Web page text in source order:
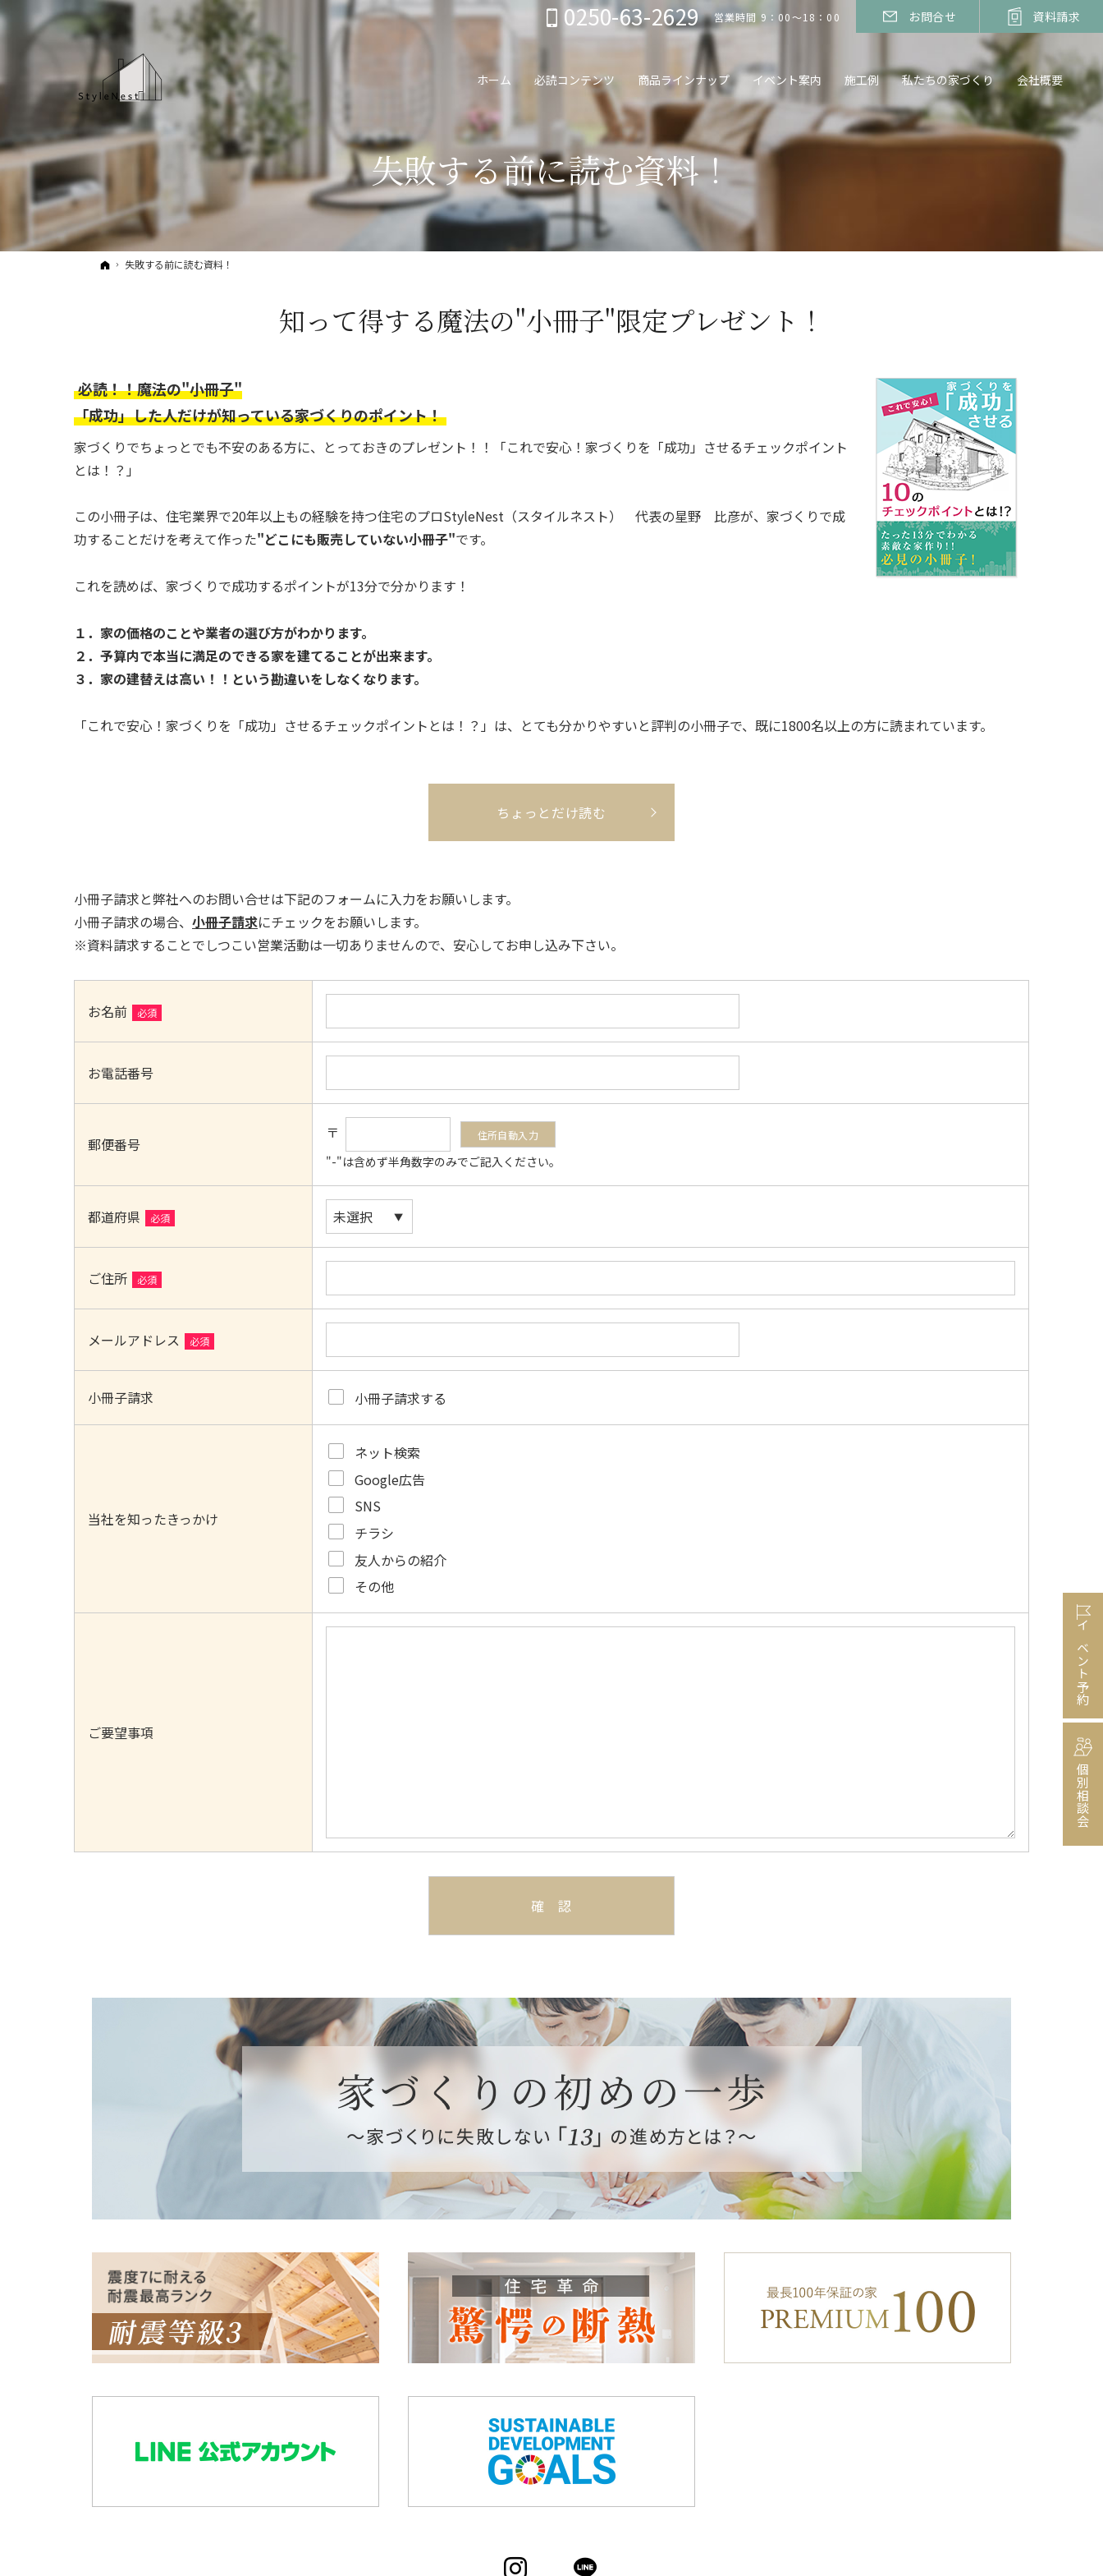
失敗する前に読む資料！
ホーム
失敗する前に読む資料！
知って得する魔法の"小冊子"限定プレゼント！
必読！！魔法の"小冊子"
「成功」した人だけが知っている家づくりのポイント！
家づくりでちょっとでも不安のある方に、とっておきのプレゼント！！「これで安心！家づくりを「成功」させるチェックポイント
とは！？」
この小冊子は、住宅業界で20年以上もの経験を持つ住宅のプロStyleNest（スタイルネスト） 代表の星野 比彦が、家づくりで成
功することだけを考えて作った"どこにも販売していない小冊子"です。
これを読めば、家づくりで成功するポイントが13分で分かります！
１．家の価格のことや業者の選び方がわかります。
２．予算内で本当に満足のできる家を建てることが出来ます。
３．家の建替えは高い！！という勘違いをしなくなります。
「これで安心！家づくりを「成功」させるチェックポイントとは！？」は、とても分かりやすいと評判の小冊子で、既に1800名以上の方に読まれています。
ちょっとだけ読む
小冊子請求と弊社へのお問い合せは下記のフォームに入力をお願いします。
小冊子請求の場合、 小冊子請求にチェックをお願いします。
※資料請求することでしつこい営業活動は一切ありませんので、安心してお申し込み下さい。
お名前 必須
お電話番号
郵便番号
〒
"-"は含めず半角数字のみでご記入ください。
都道府県 必須
ご住所 必須
メールアドレス 必須
小冊子請求 小冊子請求する
当社を知ったきっかけ
ネット検索
Google広告
SNS
チラシ
友人からの紹介
その他
ご要望事項
Instagram
ホーム 必読コンテンツ 商品ラインナップ イベント案内 施工例 私たちの家づくり 会社概要
0250-63-2629 営業時間 9：00～18：00 お問合せ 資料請求
イベント予約
個別相談会